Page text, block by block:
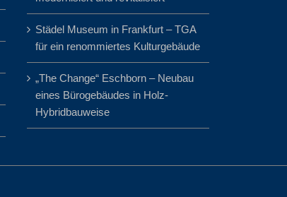
Städel Museum in Frankfurt – TGA
für ein renommiertes Kulturgebäude
„The Change“ Eschborn – Neubau
eines Bürogebäudes in Holz-
Hybridbauweise